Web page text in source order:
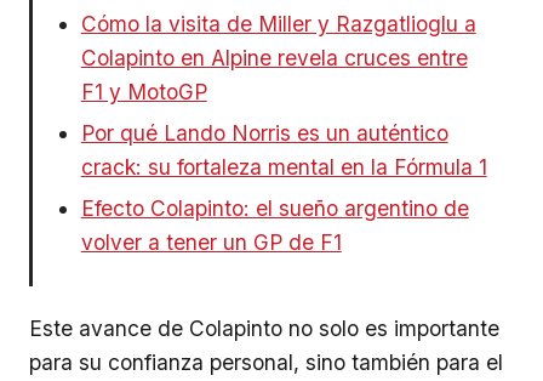
Cómo la visita de Miller y Razgatlioglu a
Colapinto en Alpine revela cruces entre
F1 y MotoGP
Por qué Lando Norris es un auténtico
crack: su fortaleza mental en la Fórmula 1
Efecto Colapinto: el sueño argentino de
volver a tener un GP de F1
Este avance de Colapinto no solo es importante
para su confianza personal, sino también para el